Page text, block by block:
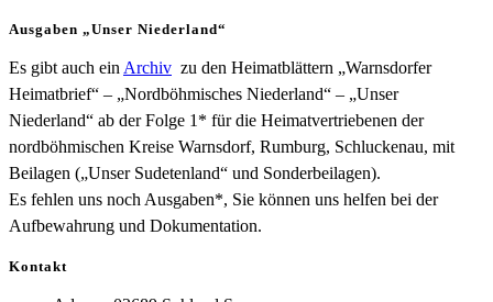
Ausgaben „Unser Niederland“
Es gibt auch einArchiv zu den Heimatblättern „Warnsdorfer
Heimatbrief“ – „Nordböhmisches Niederland“ – „Unser
Niederland“ ab der Folge 1* für die Heimatvertriebenen der
nordböhmischen Kreise Warnsdorf, Rumburg, Schluckenau, mit
Beilagen („Unser Sudetenland“ und Sonderbeilagen).
Es fehlen uns noch Ausgaben*, Sie können uns helfen bei der
Aufbewahrung und Dokumentation.
Kontakt